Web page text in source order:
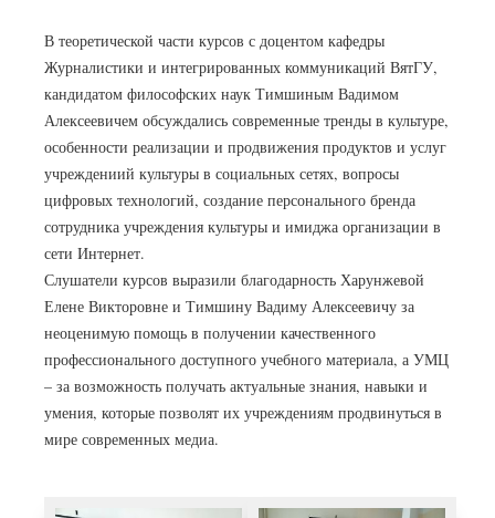
В теоретической части курсов с доцентом кафедры
Журналистики и интегрированных коммуникаций ВятГУ,
кандидатом философских наук Тимшиным Вадимом
Алексеевичем обсуждались современные тренды в культуре,
особенности реализации и продвижения продуктов и услуг
учреждениий культуры в социальных сетях, вопросы
цифровых технологий, создание персонального бренда
сотрудника учреждения культуры и имиджа организации в
сети Интернет.
Слушатели курсов выразили благодарность Харунжевой
Елене Викторовне и Тимшину Вадиму Алексеевичу за
неоценимую помощь в получении качественного
профессионального доступного учебного материала, а УМЦ
– за возможность получать актуальные знания, навыки и
умения, которые позволят их учреждениям продвинуться в
мире современных медиа.